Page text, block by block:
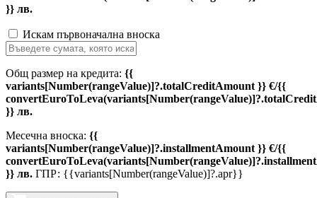
}} лв.
Искам първоначална вноска
Общ размер на кредита: {{
variants[Number(rangeValue)]?.totalCreditAmount }} €/{{
}} лв.
Месечна вноска: {{
variants[Number(rangeValue)]?.installmentAmount }} €/{{
}} лв. ГПР: {{variants[Number(rangeValue)]?.apr}}